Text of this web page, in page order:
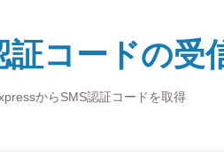
コードの受
からSMS認証コードを取得